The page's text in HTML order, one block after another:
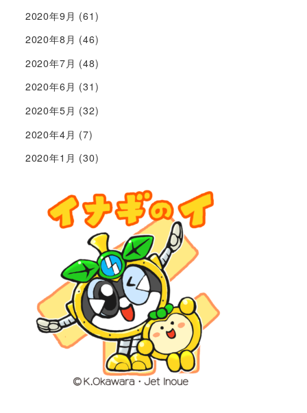
2020年9月 (61)
2020年8月 (46)
2020年7月 (48)
2020年6月 (31)
2020年5月 (32)
2020年4月 (7)
2020年1月 (30)